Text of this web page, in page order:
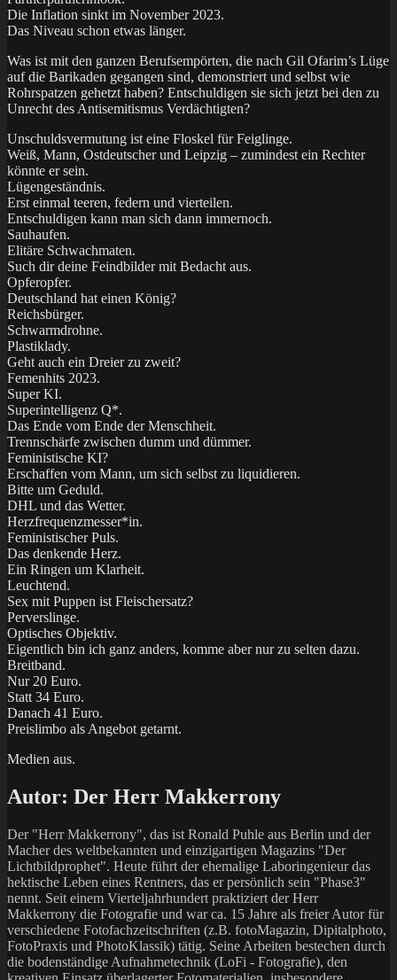
Die Inflation sinkt im November 2023.
Das Niveau schon etwas länger.
Was ist mit den ganzen Berufsempörten, die nach Gil Ofarim’s Lüge
auf die Barikaden gegangen sind, demonstriert und selbst wie
Rohrspatzen gehetzt haben? Entschuldigen sie sich jetzt bei den zu
Unrecht des Antisemitismus Verdächtigten?
Unschuldsvermutung ist eine Floskel für Feiglinge.
Weiß, Mann, Ostdeutscher und Leipzig – zumindest ein Rechter
könnte er sein.
Lügengeständnis.
Erst einmal teeren, federn und vierteilen.
Entschuldigen kann man sich dann immernoch.
Sauhaufen.
Elitäre Schwachmaten.
Such dir deine Feindbilder mit Bedacht aus.
Opferopfer.
Deutschland hat einen König?
Reichsbürger.
Schwarmdrohne.
Plastiklady.
Geht auch ein Dreier zu zweit?
Femenhits 2023.
Super KI.
Superintelligenz Q*.
Das Ende vom Ende der Menschheit.
Trennschärfe zwischen dumm und dümmer.
Feministische KI?
Erschaffen vom Mann, um sich selbst zu liquidieren.
Bitte um Geduld.
DHL und das Wetter.
Herzfrequenzmesser*in.
Feministischer Puls.
Das denkende Herz.
Ein Ringen um Klarheit.
Leuchtend.
Sex mit Puppen ist Fleischersatz?
Perverslinge.
Optisches Objektiv.
Eigentlich bin ich ganz anders, komme aber nur zu selten dazu.
Breitband.
Nur 20 Euro.
Statt 34 Euro.
Danach 41 Euro.
Preislimbo als Angebot getarnt.
Medien aus.
Autor: Der Herr Makkerrony
Der "Herr Makkerrony", das ist Ronald Puhle aus Berlin und der
Macher des weltbekannten und einzigartigen Magazins "Der
Lichtbildprophet". Heute führt der ehemalige Laboringenieur das
hektische Leben eines Rentners, das er persönlich sein "Phase3"
nennt. Seit einem Vierteljahrhundert praktiziert der Herr
Makkerrony die Fotografie und war ca. 15 Jahre als freier Autor für
verschiedene Fotofachzeitschriften (z.B. fotoMagazin, Dipitalphoto,
FotoPraxis und PhotoKlassik) tätig. Seine Arbeiten bestechen durch
die bodenständige Aufnahmetechnik (LoFi - Fotografie), den